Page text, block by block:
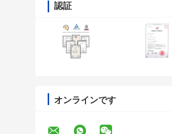
認証
オンラインです